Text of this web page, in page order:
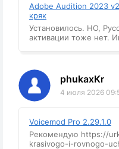
Adobe Audition 2023
кряк
Установилось. НО,
активации тоже нет.
phukaxKr
4 июля 2026
Voicemod Pro 2.29.1.0
Рекомендую https://
krasivogo-i-rovnogo-